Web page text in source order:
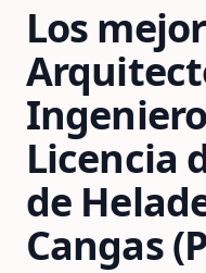
Los
Licencia
de
Cangas